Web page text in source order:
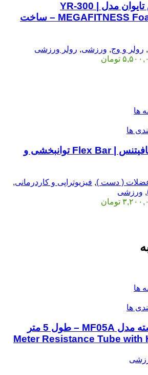
فوم رولر مگافیتنس تایوان مدل YR-300 |
MEGAFITNESS Foam Roller YR-300 – ساخت
, رولر و وج, ورزشی, رولر ورزشی
تومان
ها
ها
فلکس بار تایوان مگافیتنس | Flex Bar توانبخشی و
( دست ), فیزیوتراپی و کاردرمانی,
, ورزشی
تومان
ها
ها
تیوب مقاومتی با دسته مدل MF05A – طول 5 متر